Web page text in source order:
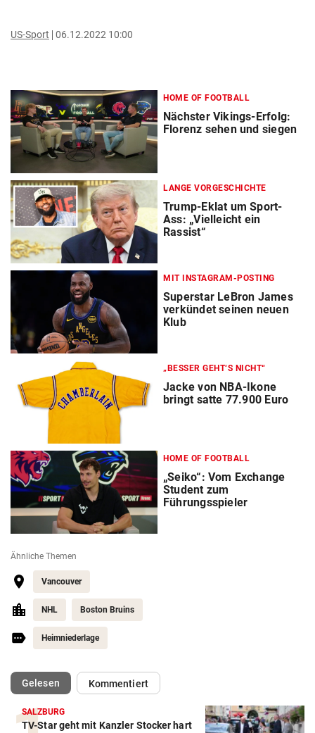
US-Sport 06.12.2022 10:00
HOME OF FOOTBALL
Nächster Vikings-Erfolg:
Florenz sehen und siegen
LANGE VORGESCHICHTE
Trump-Eklat um Sport-
Ass: „Vielleicht ein
Rassist“
MIT INSTAGRAM-POSTING
Superstar LeBron James
verkündet seinen neuen
Klub
„BESSER GEHT‘S NICHT“
Jacke von NBA-Ikone
bringt satte 77.900 Euro
HOME OF FOOTBALL
„Seiko“: Vom Exchange
Student zum
Führungsspieler
Ähnliche Themen
Vancouver
NHL Boston Bruins
Heimniederlage
Gelesen(ausgewählt)Kommentiert
SALZBURG
TV-Star geht mit Kanzler Stocker hart